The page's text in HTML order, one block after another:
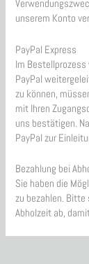
unserem Konto
PayPal Express
Im Bestellprozess
PayPal
zu können,
mit Ihren
uns bestätigen.
PayPal zur
Bezahlung bei
Sie haben die
zu bezahlen.
Abholzeit ab,